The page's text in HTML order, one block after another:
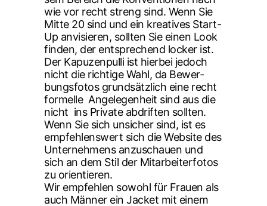
wie vor recht streng sind. Wenn Sie
Mit­te 20 sind und ein krea­ti­ves Start-
Up anvi­sie­ren, soll­ten Sie einen Look
fin­den, der ent­spre­chend locker ist.
Der Kapu­zen­pul­li ist hier­bei jedoch
nicht die rich­ti­ge Wahl, da Bewer­
bungs­fo­tos grund­sätz­lich eine recht
for­mel­le Ange­le­gen­heit sind aus die
nicht ins Pri­va­te abdrif­ten soll­ten.
Wenn Sie sich unsi­cher sind, ist es
emp­feh­lens­wert sich die Web­site des
Unter­neh­mens anzu­schau­en und
sich an dem Stil der Mit­ar­bei­ter­fo­tos
zu ori­en­tie­ren.
Wir emp­feh­len sowohl für Frau­en als
auch Män­ner ein Jacket mit einem